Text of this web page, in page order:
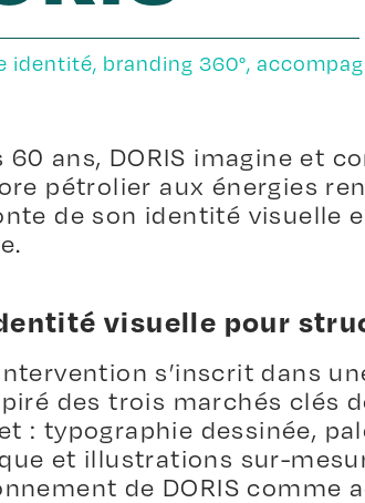
identité, branding 360°,
60 ans, DORIS imagine et
pétrolier aux énergies
de son identité visuelle
visuelle pour
s’inscrit dans
des trois marchés clés
: typographie dessinée,
et illustrations sur-
de DORIS comme